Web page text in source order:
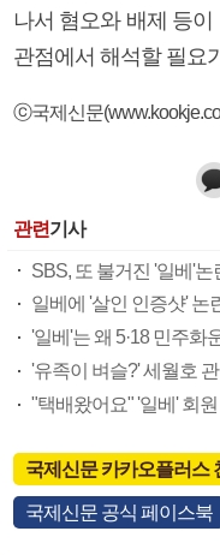
나서 혐오와 배제 등
관점에서 해석할 필요
ⓒ국제신문
관련기사
SBS, 또 불거진 '일베'
일베에 '살인 인증샷'
'일베'는 왜 5·18 민주화
'유족이 벼슬?' 세월호
"택배왔어요" '일베' 회
국제신문 카카오플러스
국제신문 공식 페이스북